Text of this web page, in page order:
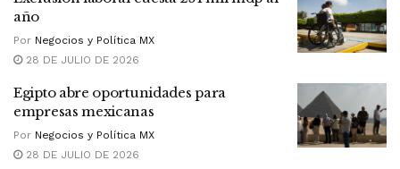
año
Por Negocios y Política MX
28 DE JULIO DE 2026
Egipto abre oportunidades para
empresas mexicanas
Por Negocios y Política MX
28 DE JULIO DE 2026